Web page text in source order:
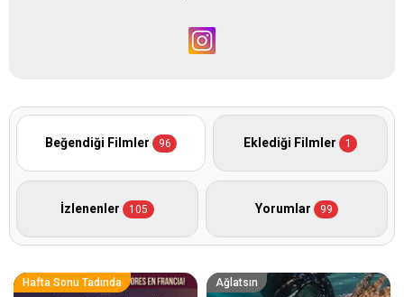
Beğendiği Filmler 96 Eklediği Filmler 1
İzlenenler 105 Yorumlar 99
Hafta Sonu Tadında Ağlatsın